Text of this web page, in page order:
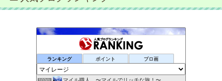
ランキング ポイント ブロ画